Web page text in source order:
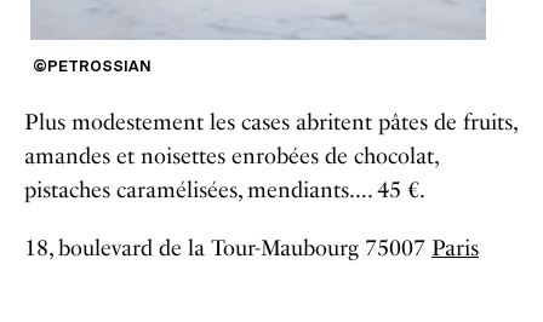
©PETROSSIAN
Plus modestement les cases abritent pâtes de fruits,
amandes et noisettes enrobées de chocolat,
pistaches caramélisées, mendiants…. 45 €.
18, boulevard de la Tour-Maubourg 75007 Paris